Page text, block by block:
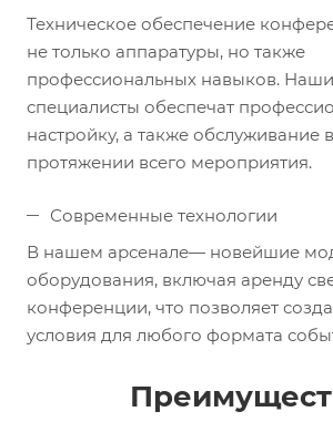
Техническое обеспечение
не только аппаратуры, но также
профессиональных навыков. Наши
специалисты обеспечат
настройку, а также обслуживание
протяжении всего мероприятия.
Современные технологии
В нашем арсенале— новейшие
оборудования, включая аренду
конференции, что позволяет
условия для любого формата